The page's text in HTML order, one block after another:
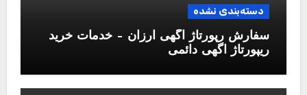
دسته‌بندی نشده
سفارش رپورتاژ آگهی ارزان – خدمات خرید
ریپورتاژ اگهی دائمی